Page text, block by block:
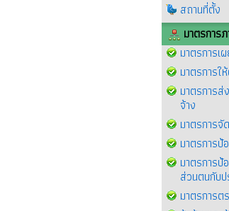
สถานที่ตั้ง
มาตรการ
มาตรการ
มาตรการใ
มาตรการส่
จ้าง
มาตรการจั
มาตรการป้
มาตรการป้
ส่วนตนกับ
มาตรการ